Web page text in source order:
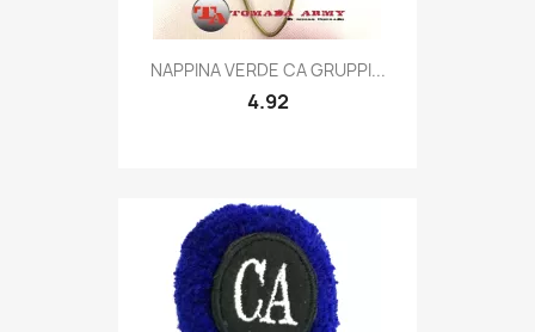
Quick view
NAPPINA VERDE CA GRUPPI...
4.92